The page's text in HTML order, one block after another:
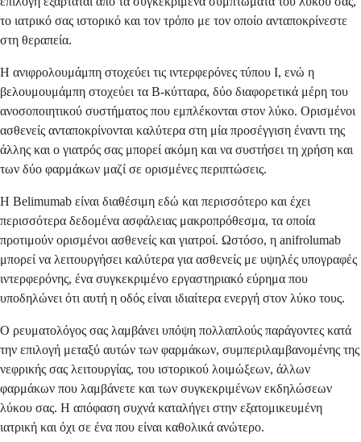
το ιατρικό σας ιστορικό και τον τρόπο με τον οποίο ανταποκρίνεστε
στη θεραπεία.
Η ανιφρολουμάμπη στοχεύει τις ιντερφερόνες τύπου Ι, ενώ η
βελουμουμάμπη στοχεύει τα Β-κύτταρα, δύο διαφορετικά μέρη του
ανοσοποιητικού συστήματος που εμπλέκονται στον λύκο. Ορισμένοι
ασθενείς ανταποκρίνονται καλύτερα στη μία προσέγγιση έναντι της
άλλης και ο γιατρός σας μπορεί ακόμη και να συστήσει τη χρήση και
των δύο φαρμάκων μαζί σε ορισμένες περιπτώσεις.
Η Belimumab είναι διαθέσιμη εδώ και περισσότερο και έχει
περισσότερα δεδομένα ασφάλειας μακροπρόθεσμα, τα οποία
προτιμούν ορισμένοι ασθενείς και γιατροί. Ωστόσο, η anifrolumab
μπορεί να λειτουργήσει καλύτερα για ασθενείς με υψηλές υπογραφές
ιντερφερόνης, ένα συγκεκριμένο εργαστηριακό εύρημα που
υποδηλώνει ότι αυτή η οδός είναι ιδιαίτερα ενεργή στον λύκο τους.
Ο ρευματολόγος σας λαμβάνει υπόψη πολλαπλούς παράγοντες κατά
την επιλογή μεταξύ αυτών των φαρμάκων, συμπεριλαμβανομένης της
νεφρικής σας λειτουργίας, του ιστορικού λοιμώξεων, άλλων
φαρμάκων που λαμβάνετε και των συγκεκριμένων εκδηλώσεων
λύκου σας. Η απόφαση συχνά καταλήγει στην εξατομικευμένη
ιατρική και όχι σε ένα που είναι καθολικά ανώτερο.